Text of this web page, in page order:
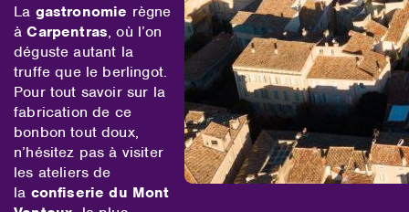
La gastronomie règne
àCarpentras, où l’on
déguste autant la
truffe que le berlingot.
Pour tout savoir sur la
fabrication de ce
bonbon tout doux,
n’hésitez pas à visiter
les ateliers de
la confiserie du Mont